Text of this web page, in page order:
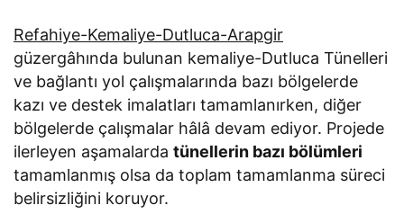
Refahiye-Kemaliye-Dutluca-Arapgir
güzergâhında bulunan kemaliye-Dutluca Tünelleri
ve bağlantı yol çalışmalarında bazı bölgelerde
kazı ve destek imalatları tamamlanırken, diğer
bölgelerde çalışmalar hâlâ devam ediyor. Projede
ilerleyen aşamalardatünellerin bazı bölümleri
tamamlanmış olsa da toplam tamamlanma süreci
belirsizliğini koruyor.